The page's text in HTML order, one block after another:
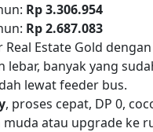
Rp 3.306.954
Rp 2.687.083
Real Estate Gold
lebar, banyak yang
lewat feeder bus.
, proses cepat, DP 0,
muda atau upgrade ke